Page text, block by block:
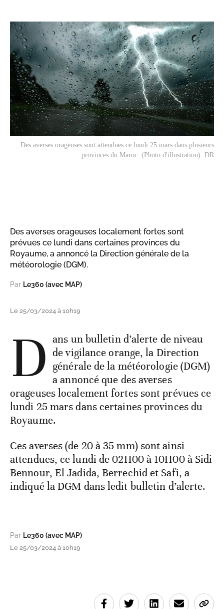
Des averses orageuses sont attendues ce lundi 25 mars dans plusieurs
provinces du Maroc. (Photo d'illustration). DR
Des averses orageuses localement fortes sont
prévues ce lundi dans certaines provinces du
Royaume, a annoncé la Direction générale de la
météorologie (DGM).
Par Le360 (avec MAP)
Le 25/03/2024 à 10h19
D ans un bulletin d’alerte de niveau
de vigilance orange, la Direction
générale de la météorologie (DGM)
a annoncé que des averses
orageuses localement fortes sont prévues ce
lundi 25 mars dans certaines provinces du
Royaume.
Ces averses (de 20 à 35 mm) sont ainsi
attendues, ce lundi de 02H00 à 10H00 à Sidi
Bennour, El Jadida, Berrechid et Safi, a
indiqué la DGM dans ledit bulletin d’alerte.
Par Le360 (avec MAP)
Le 25/03/2024 à 10h19